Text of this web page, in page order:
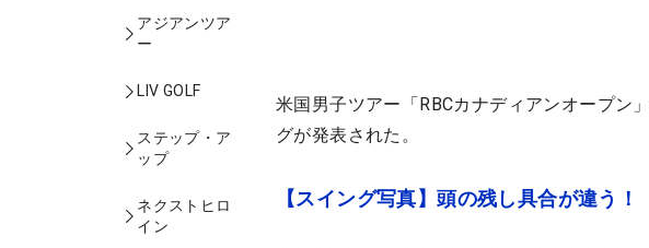
アジアンツア
ー
LIV GOLF
ステップ・ア
ップ
ネクストヒロ
イン
米国男子ツアー「RBCカナディアンオープン
グが発表された。
【スイング写真】頭の残し具合が違う